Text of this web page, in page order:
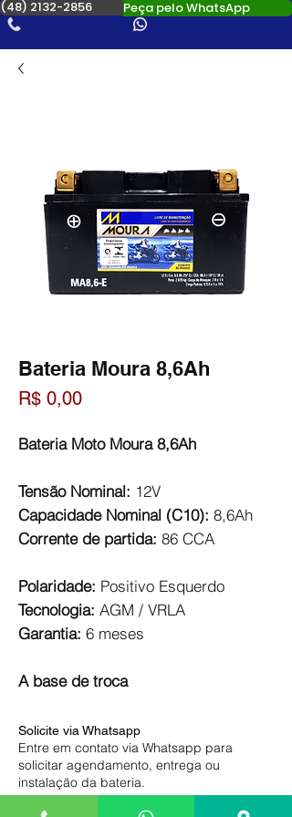
(48) 2132-2856 Peça pelo WhatsApp
Bateria Moura 8,6Ah
R$ 0,00Preço
Bateria Moto Moura 8,6Ah
Tensão Nominal: 12V
Capacidade Nominal (C10): 8,6Ah
Corrente de partida: 86 CCA
Polaridade: Positivo Esquerdo
Tecnologia: AGM / VRLA
Garantia: 6 meses
A base de troca
Solicite via Whatsapp
Entre em contato via Whatsapp para
solicitar agendamento, entrega ou
instalação da bateria.